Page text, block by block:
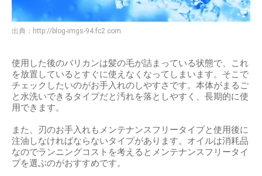
出典： http://blog-imgs-94.fc2.com
使用した後のバリカンは髪の毛が詰まっている状態で、これ
を放置しているとすぐに使えなくなってしまいます。そこで
チェックしたいのがお手入れのしやすさです。本体がまるご
と水洗いできるタイプだと汚れを落としやすく、長期的に使
用できます。
また、刃のお手入れもメンテナンスフリータイプと使用後に
注油しなければならないタイプがあります。オイルは消耗品
なのでランニングコストを考えるとメンテナンスフリータイ
プを選ぶのがおすすめです。